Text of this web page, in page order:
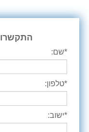
התקשרו
*שם:
*טלפון:
*ישוב: